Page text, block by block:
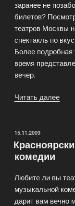
заранее не
билетов?
театров Москвы
спектакль по
Более
время
вечер.
Читать далее
ОПУБЛИКОВАНО
15.11.2009
комедии
Любите ли вы
музыкальной
дарит вам вечно